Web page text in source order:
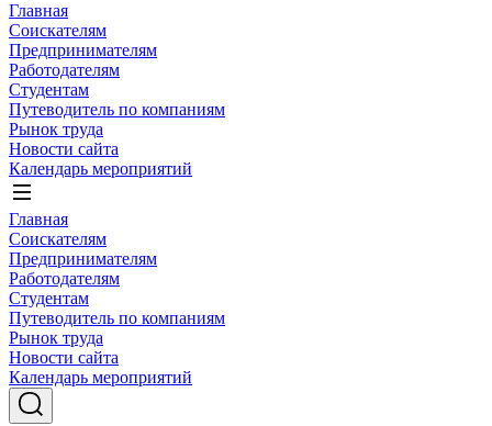
Главная
Соискателям
Предпринимателям
Работодателям
Студентам
Путеводитель по компаниям
Рынок труда
Новости сайта
Календарь мероприятий
Главная
Соискателям
Предпринимателям
Работодателям
Студентам
Путеводитель по компаниям
Рынок труда
Новости сайта
Календарь мероприятий